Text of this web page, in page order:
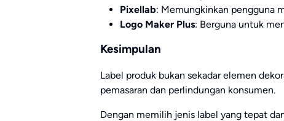
Pixellab: Memungkinkan pengguna
Logo Maker Plus: Berguna untuk
Kesimpulan
Label produk bukan sekadar elemen
pemasaran dan perlindungan konsumen.
Dengan memilih jenis label yang tepat